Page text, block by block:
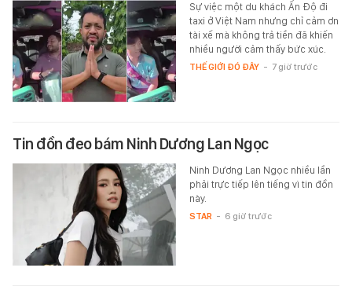
Sự việc một du khách Ấn Độ đi
taxi ở Việt Nam nhưng chỉ cảm ơn
tài xế mà không trả tiền đã khiến
nhiều người cảm thấy bức xúc.
THẾ GIỚI ĐÓ ĐÂY - 7 giờ trước
Tin đồn đeo bám Ninh Dương Lan Ngọc
Ninh Dương Lan Ngọc nhiều lần
phải trực tiếp lên tiếng vì tin đồn
này.
STAR - 6 giờ trước